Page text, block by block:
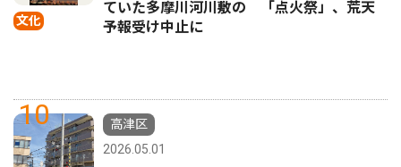
文化
ていた多摩川河川敷の 「点火祭」、荒天
予報受け中止に
10
高津区
2026.05.01